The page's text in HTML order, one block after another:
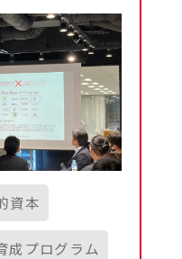
資本
成プログラム